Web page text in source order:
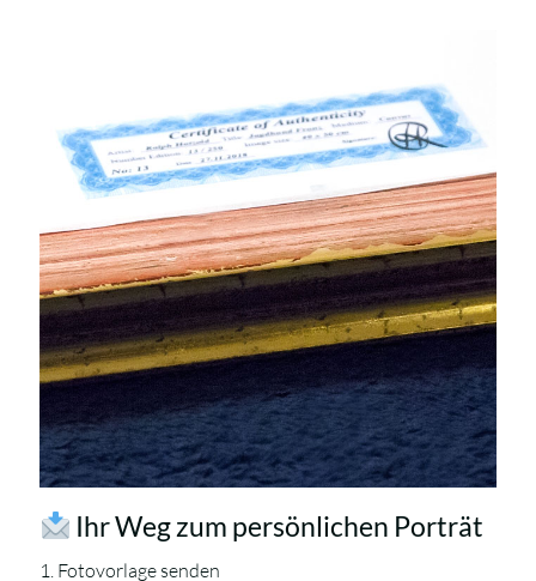
Ihr Weg zum persönlichen Porträt
1. Fotovorlage senden